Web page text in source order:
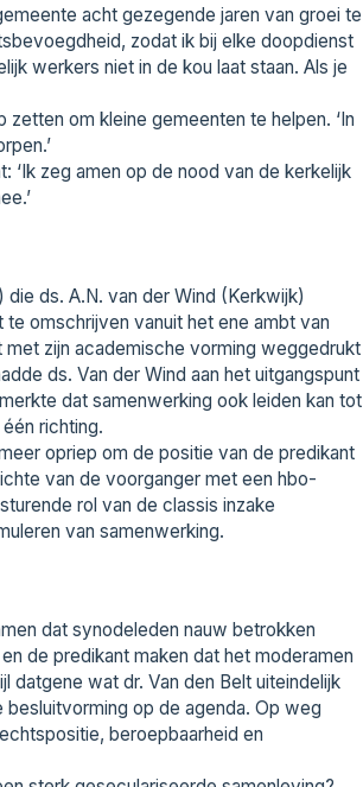
acht gezegende jaren van groei te
zodat ik bij elke doopdienst
werkers niet in de kou laat staan. Als je
om kleine gemeenten te helpen. ‘In
‘Ik zeg amen op de nood van de kerkelijk
ds. A.N. van der Wind (Kerkwijk)
omschrijven vanuit het ene ambt van
met zijn academische vorming weggedrukt
ds. Van der Wind aan het uitgangspunt
dat samenwerking ook leiden kan tot
richting.
opriep om de positie van de predikant
van de voorganger met een hbo-
rol van de classis inzake
van samenwerking.
dat synodeleden nauw betrokken
de predikant maken dat het moderamen
datgene wat dr. Van den Belt uiteindelijk
op de agenda. Op weg
beroepbaarheid en